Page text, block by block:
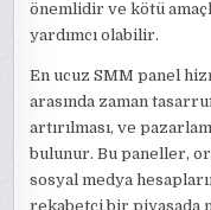
önemlidir ve kötü
yardımcı olabilir.
En ucuz SMM panel
arasında zaman
artırılması, ve
bulunur. Bu paneller,
sosyal medya
rekabetçi bir piyasada